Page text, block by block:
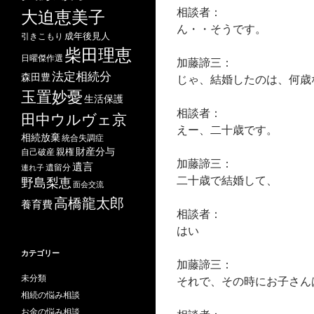
相談者：
ん・・そうです。
加藤諦三：
じゃ、結婚したのは、何歳
相談者：
えー、二十歳です。
加藤諦三：
二十歳で結婚して、
相談者：
はい
加藤諦三：
それで、その時にお子さん
大迫恵美子
引きこもり 成年後見人
日曜傑作選 柴田理恵
森田豊法定相続分
玉置妙憂生活保護
田中ウルヴェ京
相続放棄統合失調症
自己破産親権 財産分与
連れ子遺留分遺言
野島梨恵面会交流
養育費高橋龍太郎
カテゴリー
未分類
相続の悩み相談
お金の悩み相談